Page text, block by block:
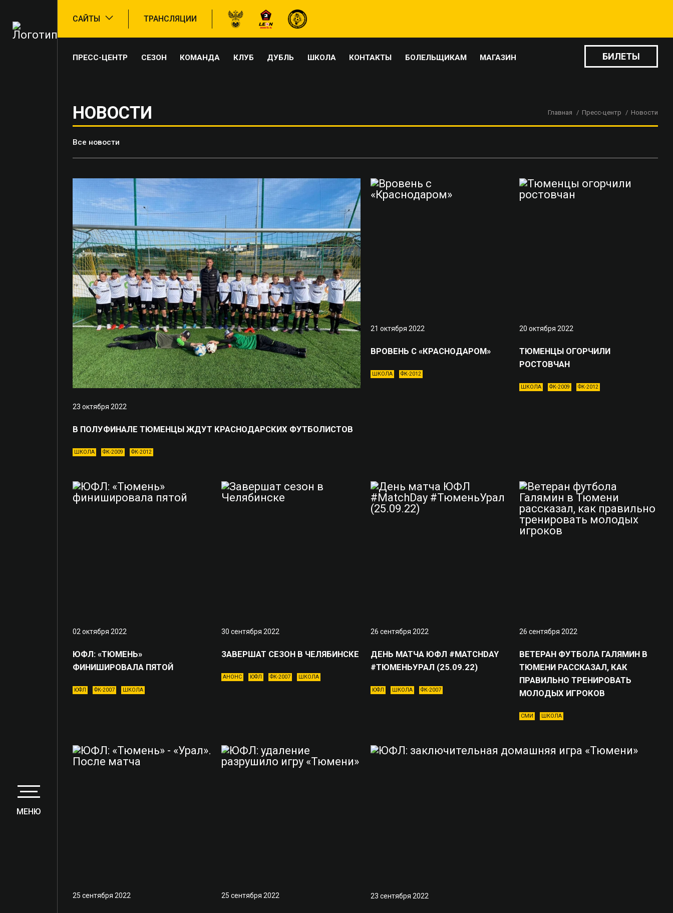
САЙТЫ ТРАНСЛЯЦИИ
ПРЕСС-ЦЕНТР СЕЗОН КОМАНДА КЛУБ ДУБЛЬ ШКОЛА КОНТАКТЫ БОЛЕЛЬЩИКАМ МАГАЗИН БИЛЕТЫ
МЕНЮ
НОВОСТИ Главная Пресс-центр Новости
Все новости
23 октября 2022
В ПОЛУФИНАЛЕ ТЮМЕНЦЫ ЖДУТ КРАСНОДАРСКИХ ФУТБОЛИСТОВ
ШКОЛА ФК-2009 ФК-2012
21 октября 2022
ВРОВЕНЬ С «КРАСНОДАРОМ»
ШКОЛА ФК-2012
20 октября 2022
ТЮМЕНЦЫ ОГОРЧИЛИ
РОСТОВЧАН
ШКОЛА ФК-2009 ФК-2012
02 октября 2022
ЮФЛ: «ТЮМЕНЬ»
ФИНИШИРОВАЛА ПЯТОЙ
ЮФЛ ФК-2007 ШКОЛА
30 сентября 2022
ЗАВЕРШАТ СЕЗОН В ЧЕЛЯБИНСКЕ
АНОНС ЮФЛ ФК-2007 ШКОЛА
26 сентября 2022
ДЕНЬ МАТЧА ЮФЛ #MATCHDAY
#ТЮМЕНЬУРАЛ (25.09.22)
ЮФЛ ШКОЛА ФК-2007
26 сентября 2022
ВЕТЕРАН ФУТБОЛА ГАЛЯМИН В
ТЮМЕНИ РАССКАЗАЛ, КАК
ПРАВИЛЬНО ТРЕНИРОВАТЬ
МОЛОДЫХ ИГРОКОВ
СМИ ШКОЛА
25 сентября 2022 25 сентября 2022 23 сентября 2022